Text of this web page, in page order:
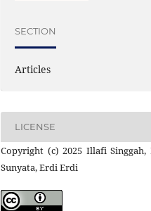
SECTION
Articles
LICENSE
Copyright (c) 2025 Illafi Singgah,
Sunyata, Erdi Erdi